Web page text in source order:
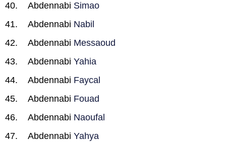
Abdennabi Simao
Abdennabi Nabil
Abdennabi Messaoud
Abdennabi Yahia
Abdennabi Faycal
Abdennabi Fouad
Abdennabi Naoufal
Abdennabi Yahya